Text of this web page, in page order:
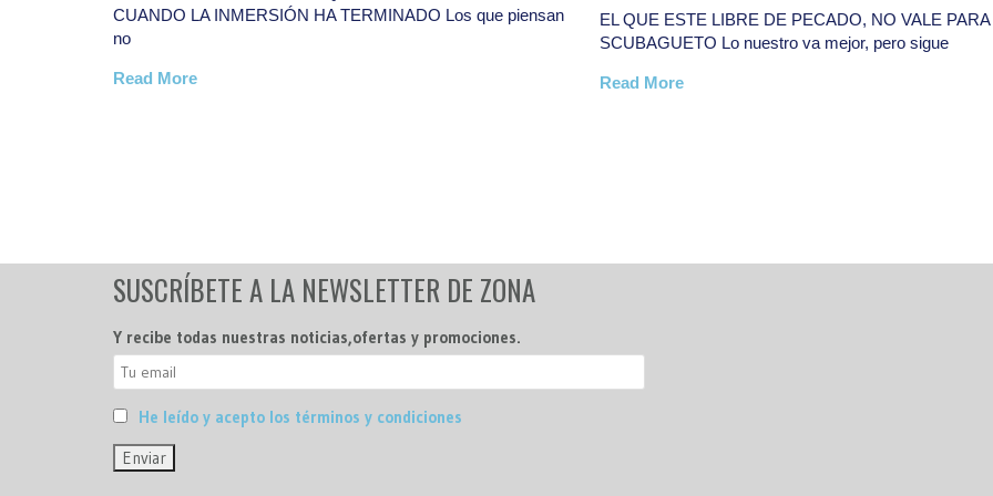
EL QUE ESTE LIBRE DE PECADO, NO VALE PARA
SCUBAGUETO Lo nuestro va mejor, pero sigue
Read More
QUE TODO LO QUE HAGAMOS SEA MEJOR DE
HICIMOS, QUE DURE MÁS DE
Read More
SUSCRÍBETE A LA NEWSLETTER DE ZONA
Y recibe todas nuestras noticias,ofertas y promociones.
He leído y acepto los términos y condiciones